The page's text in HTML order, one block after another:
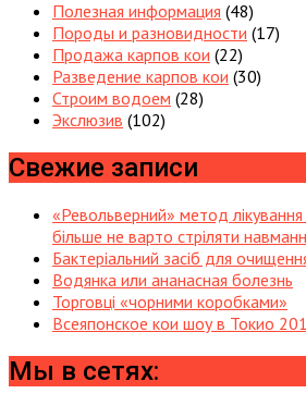
Полезная информация (48)
Породы и разновидности (17)
Продажа карпов кои (22)
Разведение карпов кои (30)
Строим водоем (28)
Экслюзив (102)
Свежие записи
«Револьверний» метод
більше не варто стріляти
Бактеріальний засіб для
Водянка или ананасная болезнь
Торговці «чорними коробками»
Всеяпонское кои шоу в Токио
Мы в сетях: